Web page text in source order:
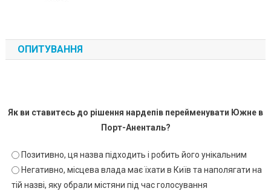
ОПИТУВАННЯ
Як ви ставитесь до рішення нардепів перейменувати Южне в
Порт-Аненталь?
Позитивно, ця назва підходить і робить його унікальним
Негативно, місцева влада має їхати в Київ та наполягати на
тій назві, яку обрали містяни під час голосування